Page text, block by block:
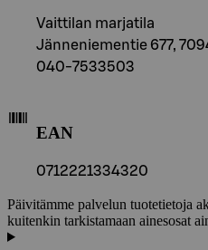
Vaittilan marjatila
Jänneniementie 677,
040-7533503
EAN
0712221334320
Päivitämme palvelun tuotetietoja
kuitenkin tarkistamaan ainesosat